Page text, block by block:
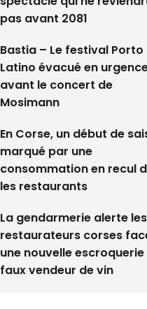
pas avant 2081
Bastia – Le festival Porto
Latino évacué en
avant le concert de
Mosimann
En Corse, un début de
marqué par une
consommation en recul
les restaurants
La gendarmerie alerte les
restaurateurs corses
une nouvelle escroquerie
faux vendeur de vin